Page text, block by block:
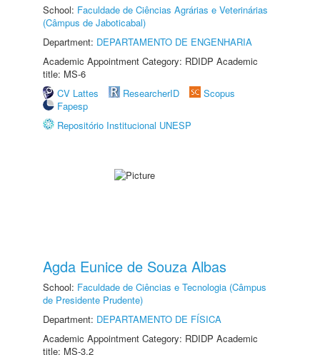
School: Faculdade de Ciências Agrárias e Veterinárias
(Câmpus de Jaboticabal)
Department: DEPARTAMENTO DE ENGENHARIA
Academic Appointment Category: RDIDP Academic
title: MS-6
CV Lattes
ResearcherID
Scopus
Fapesp
Repositório Institucional UNESP
Agda Eunice de Souza Albas
School: Faculdade de Ciências e Tecnologia (Câmpus
de Presidente Prudente)
Department: DEPARTAMENTO DE FÍSICA
Academic Appointment Category: RDIDP Academic
title: MS-3.2